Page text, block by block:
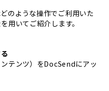
のような操作でご利用いた
用いてご紹介します。
テンツ）をDocSendにアッ